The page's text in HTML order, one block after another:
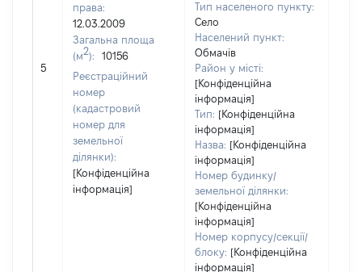
5
права:
12.03.2009
Загальна площа
(м2):
10156
Реєстраційний
номер
(кадастровий
номер для
земельної
ділянки):
[Конфіденційна
інформація]
Тип населеного пункту:
Село
Населений пункт:
Обмачів
Район у місті:
[Конфіденційна
інформація]
Тип: [Конфіденційна
інформація]
Назва: [Конфіденційна
інформація]
Номер будинку/
земельної ділянки:
[Конфіденційна
інформація]
Номер корпусу/секції/
блоку: [Конфіденційна
інформація]